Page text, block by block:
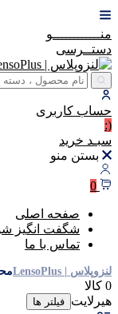
منــــــــــــو
دستــرسی
حساب کاربری
(:
سبـد خرید
بستن منو
0
صفحه اصلی
شگفت انگیز
تماس با ما
لنزوپلاس | LensoPlus
0 کالا
هیرلایت فیلتر ها